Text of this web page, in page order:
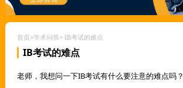
首页>学术问答> IB考试的难点
IB考试的难点
老师，我想问一下IB考试有什么要注意的难点吗？